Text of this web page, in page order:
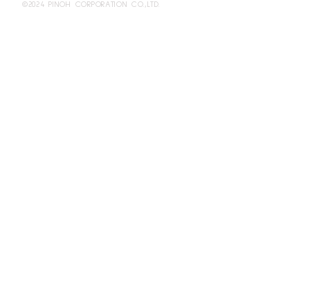
©2024 PINOH CORPORATION CO.,LTD.